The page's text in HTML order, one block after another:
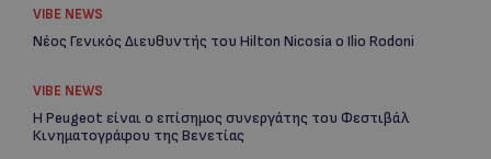
VIBE NEWS
Νέος Γενικός Διευθυντής του Hilton Nicosia ο Ilio Rodoni
VIBE NEWS
Η Peugeot είναι ο επίσημος συνεργάτης του Φεστιβάλ
Κινηματογράφου της Βενετίας